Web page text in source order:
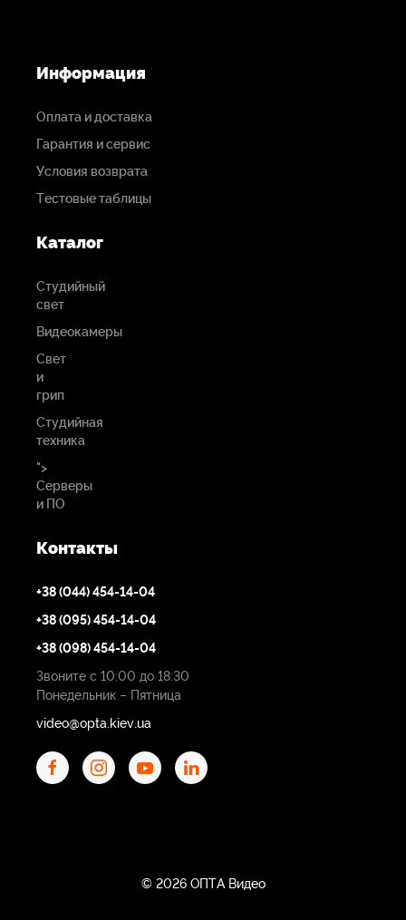
Информация
Оплата и доставка
Гарантия и сервис
Условия возврата
Тестовые таблицы
Каталог
Студийный
свет
Видеокамеры
Свет
и
грип
Студийная
техника
">
Серверы
и ПО
Контакты
+38 (044) 454-14-04
+38 (095) 454-14-04
+38 (098) 454-14-04
Звоните с 10:00 до 18:30
Понедельник – Пятница
video@opta.kiev.ua
© 2026 ОПТА Видео